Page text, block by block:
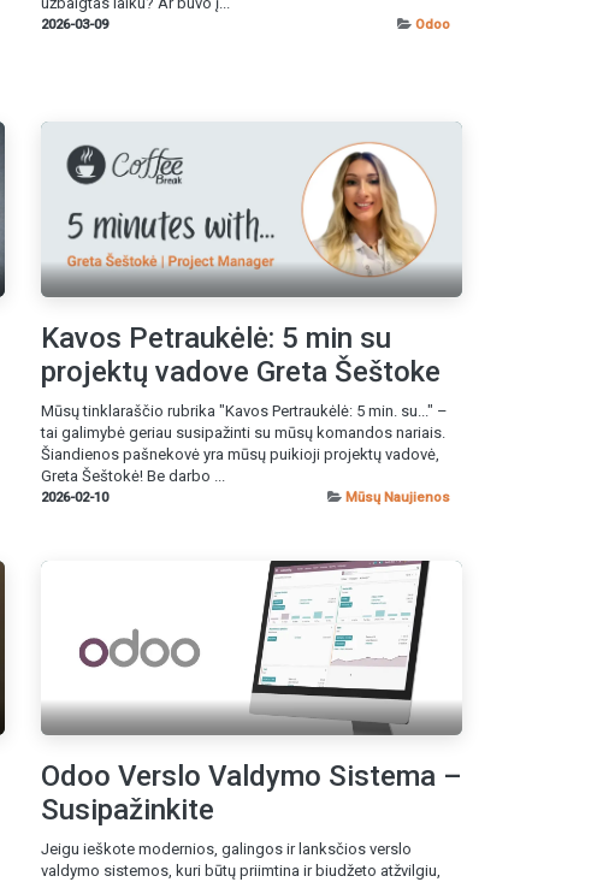
2026-03-09 Odoo
Kavos Petraukėlė: 5 min su
projektų vadove Greta Šeštoke
Mūsų tinklaraščio rubrika "Kavos Pertraukėlė: 5 min. su..." –
tai galimybė geriau susipažinti su mūsų komandos nariais.
Šiandienos pašnekovė yra mūsų puikioji projektų vadovė,
Greta Šeštokė! Be darbo ...
2026-02-10 Mūsų Naujienos
Odoo Verslo Valdymo Sistema –
Susipažinkite
Jeigu ieškote modernios, galingos ir lanksčios verslo
valdymo sistemos, kuri būtų priimtina ir biudžeto atžvilgiu,